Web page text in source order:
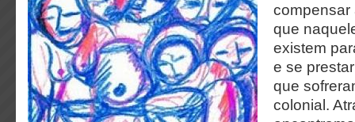
compensar
que
existem
e se
que
colonial.